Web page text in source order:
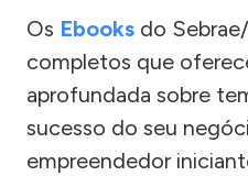
Os Ebooks do
completos que
aprofundada sobre
sucesso do seu
empreendedor